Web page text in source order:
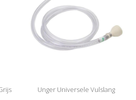
Unger Universele Vulslang